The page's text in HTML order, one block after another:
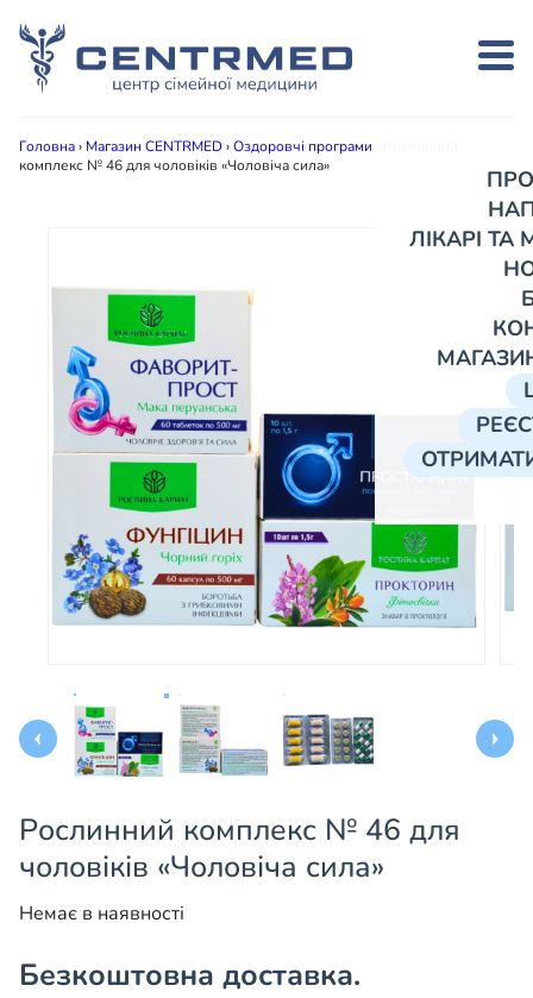
ЛІКАРІ
Головна› Магазин CENTRMED›Оздоровчі програми
комплекс № 46 для чоловіків «Чоловіча сила»
Рослинний комплекс № 46 для
чоловіків «Чоловіча сила»
Немає в наявності
Безкоштовна доставка.